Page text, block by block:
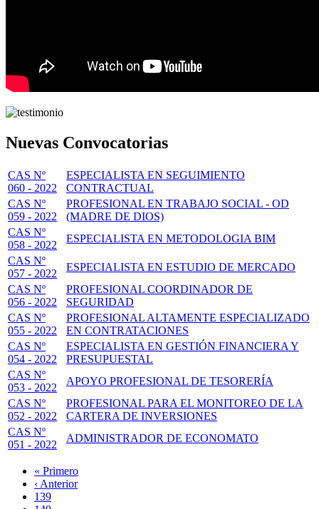
Nuevas Convocatorias
CAS Nº
060 - 2022
ESPECIALISTA EN SEGUIMIENTO
CONTRACTUAL
CAS Nº
059 - 2022
PROFESIONAL EN TRABAJO SOCIAL - OD
(MADRE DE DIOS)
CAS Nº
058 - 2022
ESPECIALISTA EN METODOLOGIA BIM
CAS Nº
057 - 2022
ESPECIALISTA EN ESTUDIO DE MERCADO
CAS Nº
056 - 2022
PROFESIONAL COORDINADOR DE
SEGURIDAD
CAS Nº
055 - 2022
PROFESIONAL ALTAMENTE ESPECIALIZADO
EN CONTRATACIONES
CAS Nº
054 - 2022
ESPECIALISTA EN GESTIÓN FINANCIERA Y
PRESUPUESTAL
CAS Nº
053 - 2022
APOYO PROFESIONAL DE TESORERÍA
CAS Nº
052 - 2022
PROFESIONAL PARA EL MONITOREO DE LA
CARTERA DE INVERSIONES
CAS Nº
051 - 2022
ADMINISTRADOR DE ECONOMATO
Paginación
Primera
página
« Primero
Página
anterior
‹ Anterior
Page
139